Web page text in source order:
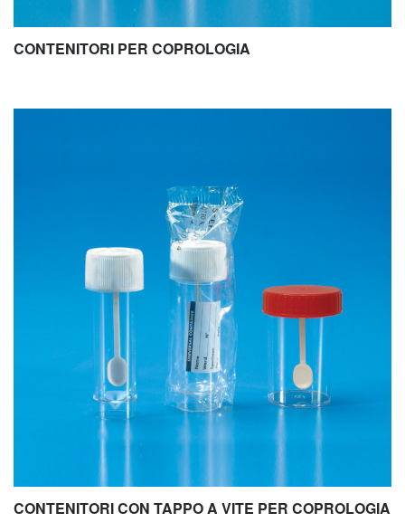
CONTENITORI PER COPROLOGIA
CONTENITORI CON TAPPO A VITE PER COPROLOGIA